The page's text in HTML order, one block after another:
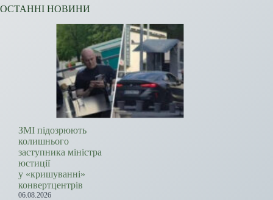
ОСТАННІ НОВИНИ
ЗМІ підозрюють
колишнього
заступника міністра
юстиції
у «кришуванні»
конвертцентрів
06.08.2026